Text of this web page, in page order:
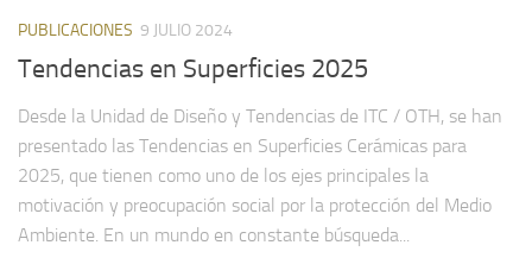
PUBLICACIONES 9 JULIO 2024
Tendencias en Superficies 2025
Desde la Unidad de Diseño y Tendencias de ITC / OTH, se han
presentado las Tendencias en Superficies Cerámicas para
2025, que tienen como uno de los ejes principales la
motivación y preocupación social por la protección del Medio
Ambiente. En un mundo en constante búsqueda...